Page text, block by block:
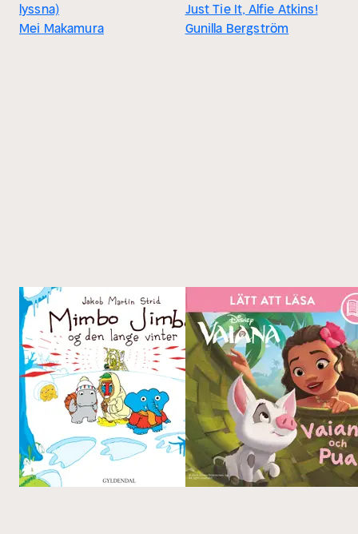
lyssna)
Mei Makamura
Just Tie It, Alfie Atkins!
Gunilla Bergström